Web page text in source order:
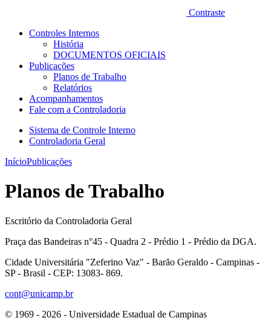
Contraste
Controles Internos
História
DOCUMENTOS OFICIAIS
Publicações
Planos de Trabalho
Relatórios
Acompanhamentos
Fale com a Controladoria
Sistema de Controle Interno
Controladoria Geral
InícioPublicações
Planos de Trabalho
Escritório da Controladoria Geral
Praça das Bandeiras n°45 - Quadra 2 - Prédio 1 - Prédio da DGA.
Cidade Universitária "Zeferino Vaz" - Barão Geraldo - Campinas -
SP - Brasil - CEP: 13083- 869.
cont@unicamp.br
© 1969 - 2026 - Universidade Estadual de Campinas